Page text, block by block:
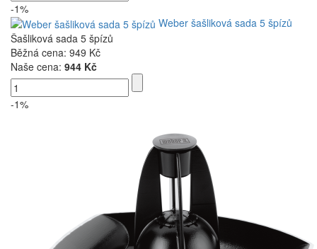
-1%
Weber šašliková sada 5 špízů
Šašliková sada 5 špízů
Běžná cena: 949 Kč
Naše cena: 944 Kč
-1%